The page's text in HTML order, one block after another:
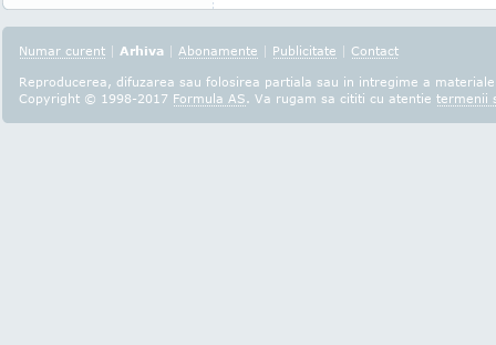
Numar curent | Arhiva | Abonamente | Publicitate | Contact
Reproducerea, difuzarea sau folosirea partiala sau in intregime a
Copyright © 1998-2017 Formula AS. Va rugam sa cititi cu atentie termenii